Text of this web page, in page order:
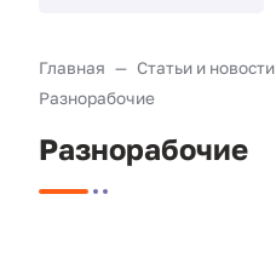
Главная Статьи и новости
Разнорабочие
Разнорабочие